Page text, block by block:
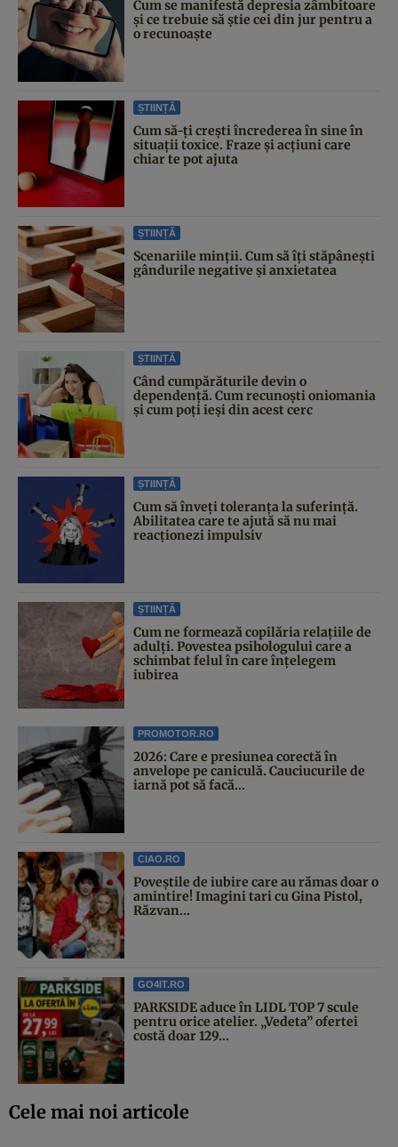
Cum se manifestă depresia zâmbitoare
și ce trebuie să știe cei din jur pentru a
o recunoaște
ȘTIINȚĂ
Cum să-ți crești încrederea în sine în
situații toxice. Fraze și acțiuni care
chiar te pot ajuta
ȘTIINȚĂ
Scenariile minții. Cum să îți stăpânești
gândurile negative și anxietatea
ȘTIINȚĂ
Când cumpărăturile devin o
dependență. Cum recunoști oniomania
și cum poți ieși din acest cerc
ȘTIINȚĂ
Cum să înveți toleranța la suferință.
Abilitatea care te ajută să nu mai
reacționezi impulsiv
ȘTIINȚĂ
Cum ne formează copilăria relațiile de
adulți. Povestea psihologului care a
schimbat felul în care înțelegem
iubirea
PROMOTOR.RO
2026: Care e presiunea corectă în
anvelope pe caniculă. Cauciucurile de
iarnă pot să facă...
CIAO.RO
Poveştile de iubire care au rămas doar o
amintire! Imagini tari cu Gina Pistol,
Răzvan...
GO4IT.RO
PARKSIDE aduce în LIDL TOP 7 scule
pentru orice atelier. „Vedeta” ofertei
costă doar 129...
Cele mai noi articole